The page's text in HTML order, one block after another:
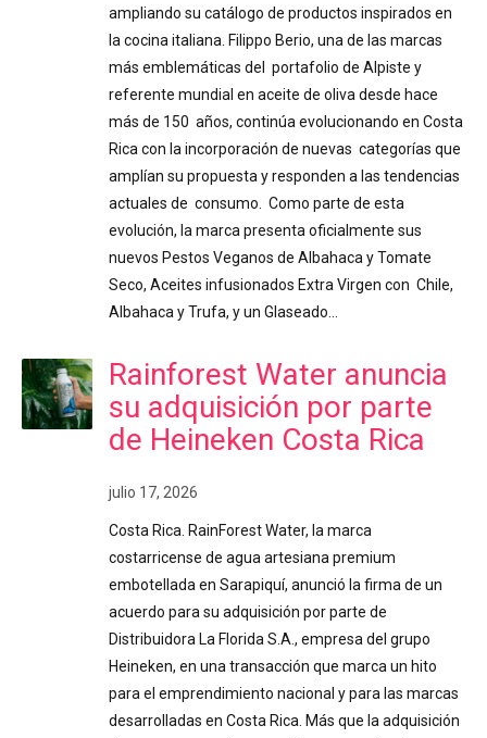
ampliando su catálogo de productos inspirados en
la cocina italiana. Filippo Berio, una de las marcas
más emblemáticas del portafolio de Alpiste y
referente mundial en aceite de oliva desde hace
más de 150 años, continúa evolucionando en Costa
Rica con la incorporación de nuevas categorías que
amplían su propuesta y responden a las tendencias
actuales de consumo. Como parte de esta
evolución, la marca presenta oficialmente sus
nuevos Pestos Veganos de Albahaca y Tomate
Seco, Aceites infusionados Extra Virgen con Chile,
Albahaca y Trufa, y un Glaseado…
Rainforest Water anuncia
su adquisición por parte
de Heineken Costa Rica
julio 17, 2026
Costa Rica. RainForest Water, la marca
costarricense de agua artesiana premium
embotellada en Sarapiquí, anunció la firma de un
acuerdo para su adquisición por parte de
Distribuidora La Florida S.A., empresa del grupo
Heineken, en una transacción que marca un hito
para el emprendimiento nacional y para las marcas
desarrolladas en Costa Rica. Más que la adquisición